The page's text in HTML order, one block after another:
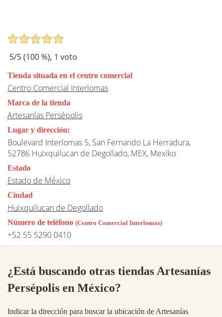
5/5 (100%), 1 voto
Tienda situada en el centro comercial
Centro Comercial Interlomas
Marca de la tienda
Artesanías Persépolis
Lugar y dirección:
Boulevard Interlomas 5, San Fernando La Herradura,
52786 Huixquilucan de Degollado, MEX, Mexiko
Estado
Estado de México
Ciudad
Huixquilucan de Degollado
Número de teléfono (Centro Comercial Interlomas)
+52 55 5290 0410
¿Está buscando otras tiendas Artesanías
Persépolis en México?
Indicar la dirección para buscar la ubicación de Artesanías